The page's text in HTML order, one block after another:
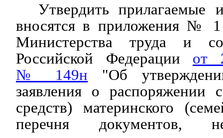
Утвердить прилагаемые
вносятся в приложения
Министерства труда и
Российской Федерации от
№ 149н "Об
заявления о распоряжении
средств) материнского
перечня документов,